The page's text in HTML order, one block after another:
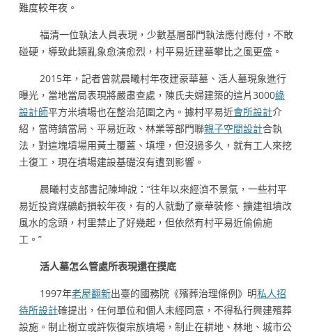
難度較年夜。
福清一位執法人員表現，少數基層部門執法應付應付，不敢
碰硬，導致此類亂象愈演愈烈，村平易近建墓攀比之風更盛。
2015年，記者曾就晨曦村年夜建豪華墓、活人墓現象進行
曝光，當地當局表現將嚴肅查處，陳氏夫婦建築的這片3000綠
設計師平方米墳場也在整治范圍之內。據村平易近會所設計介
紹，當時鎮當局、平易近政、林業等部門聯親子空間設計合執
法，對這塊墳場用黃土覆蓋、填埋，但沒過多久，就有工人來挖
土復工，現在墳場建設基礎沒有遭到影響。
晨曦村支部書記陳坤說：“往年以來經濟不景氣，一些村平
易近投資煤礦虧損較年夜，有的人就動了豪華裝修、擴建祖墳改
風水的念頭，村里禁止了好幾起，但依然有村平易近偷偷施
工。”
活人墓怎么管處所表現還在摸底
1997年老屋翻新出臺的國務院《殯葬治理條例》明私人招
待所設計確提出，任何單位和個人未經同意，不得私行興建殯葬
設施。制止樹立或許恢復宗族墳場，制止在耕地、林地、城市公